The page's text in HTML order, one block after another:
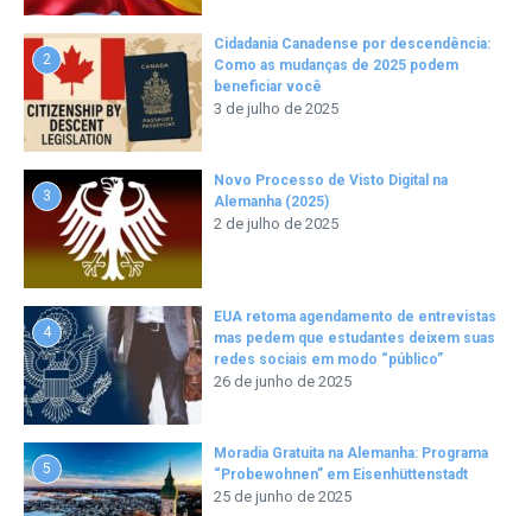
2
Cidadania Canadense por descendência:
Como as mudanças de 2025 podem
beneficiar você
3 de julho de 2025
3
Novo Processo de Visto Digital na
Alemanha (2025)
2 de julho de 2025
4
EUA retoma agendamento de entrevistas
mas pedem que estudantes deixem suas
redes sociais em modo “público”
26 de junho de 2025
5
Moradia Gratuita na Alemanha: Programa
“Probewohnen” em Eisenhüttenstadt
25 de junho de 2025